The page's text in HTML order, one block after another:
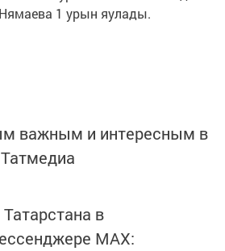
1 урын яулады.
важным и интересным в
Татмедиа
в
MАХ: